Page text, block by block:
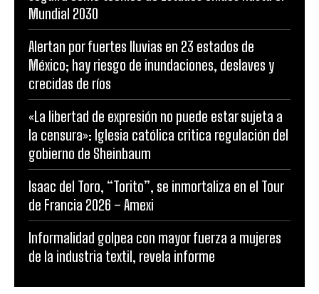
Mundial 2030
Alertan por fuertes lluvias en 23 estados de
México; hay riesgo de inundaciones, deslaves y
crecidas de ríos
«La libertad de expresión no puede estar sujeta a
la censura»: Iglesia católica critica regulación del
gobierno de Sheinbaum
Isaac del Toro, “Torito”, se inmortaliza en el Tour
de Francia 2026 – Amexi
Informalidad golpea con mayor fuerza a mujeres
de la industria textil, revela informe